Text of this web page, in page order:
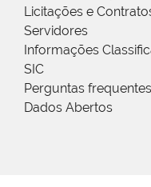
Licitações e
Servidores
Informações
SIC
Perguntas frequentes
Dados Abertos